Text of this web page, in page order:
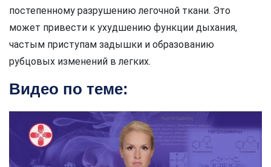
постепенному разрушению легочной ткани. Это
может привести к ухудшению функции дыхания,
частым приступам задышки и образованию
рубцовых изменений в легких.
Видео по теме: